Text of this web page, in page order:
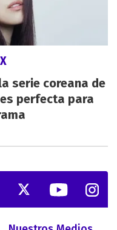
serie coreana de
perfecta para